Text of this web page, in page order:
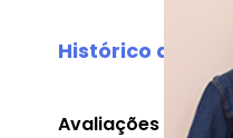
Histórico de
O preço
agosto/2026
Avaliações